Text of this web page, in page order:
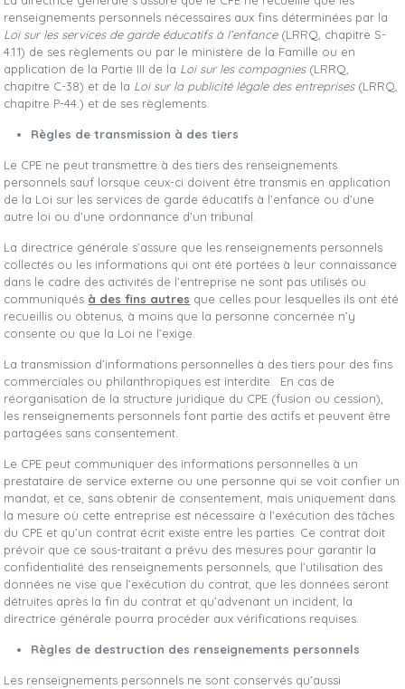
renseignements personnels nécessaires aux fins déterminées par la
Loi sur les services de garde éducatifs à l’enfance(LRRQ, chapitre S-
4.1.1) de ses règlements ou par le ministère de la Famille ou en
application de la Partie III de la Loi sur les compagnies(LRRQ,
chapitre C-38) et de la Loi sur la publicité légale des entreprises (LRRQ,
chapitre P-44.) et de ses règlements.
Règles de transmission à des tiers
Le CPE ne peut transmettre à des tiers des renseignements
personnels sauf lorsque ceux-ci doivent être transmis en application
de la Loi sur les services de garde éducatifs à l’enfance ou d’une
autre loi ou d’une ordonnance d’un tribunal.
La directrice générale s’assure que les renseignements personnels
collectés ou les informations qui ont été portées à leur connaissance
dans le cadre des activités de l’entreprise ne sont pas utilisés ou
communiqués à des fins autres que celles pour lesquelles ils ont été
recueillis ou obtenus, à moins que la personne concernée n’y
consente ou que la Loi ne l’exige.
La transmission d’informations personnelles à des tiers pour des fins
commerciales ou philanthropiques est interdite. En cas de
réorganisation de la structure juridique du CPE (fusion ou cession),
les renseignements personnels font partie des actifs et peuvent être
partagées sans consentement.
Le CPE peut communiquer des informations personnelles à un
prestataire de service externe ou une personne qui se voit confier un
mandat, et ce, sans obtenir de consentement, mais uniquement dans
la mesure où cette entreprise est nécessaire à l’exécution des tâches
du CPE et qu’un contrat écrit existe entre les parties. Ce contrat doit
prévoir que ce sous-traitant a prévu des mesures pour garantir la
confidentialité des renseignements personnels, que l’utilisation des
données ne vise que l’exécution du contrat, que les données seront
détruites après la fin du contrat et qu’advenant un incident, la
directrice générale pourra procéder aux vérifications requises.
Règles de destruction des renseignements personnels
Les renseignements personnels ne sont conservés qu’aussi